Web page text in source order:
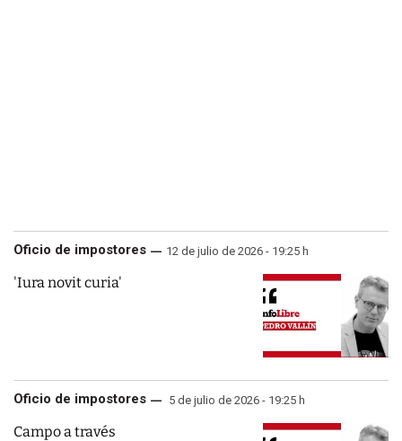
Oficio de impostores 12 de julio de 2026 - 19:25 h
'Iura novit curia'
Oficio de impostores 5 de julio de 2026 - 19:25 h
Campo a través